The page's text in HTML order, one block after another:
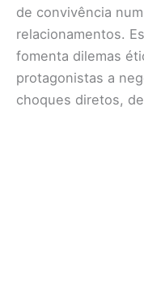
de convivência
relacionamentos.
fomenta dilemas
protagonistas a
choques diretos,